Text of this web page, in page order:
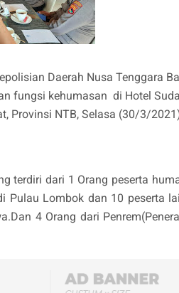
Daerah Nusa Tenggara
fungsi kehumasan di Hotel
Provinsi NTB, Selasa (30/3/
terdiri dari 1 Orang peserta
Pulau Lombok dan 10 peserta
4 Orang dari